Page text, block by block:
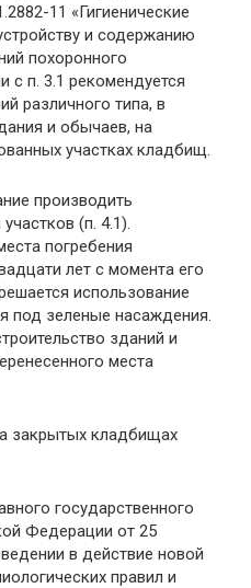
11 «Гигиенические
и содержанию
похоронного
с п. 3.1 рекомендуется
различного типа, в
и обычаев, на
участках кладбищ.
производить
(п. 4.1).
погребения
лет с момента его
использование
под зеленые насаждения.
зданий и
места
закрытых кладбищах
государственного
Федерации от 25
в действие новой
правил и